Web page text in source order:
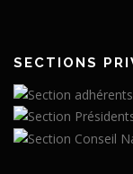
SECTIONS